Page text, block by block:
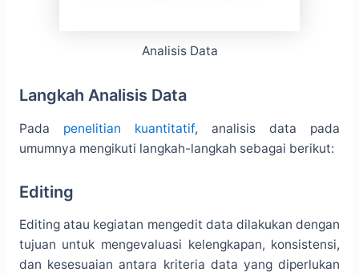
Analisis Data
Langkah Analisis Data
Pada penelitian kuantitatif, analisis data pada
umumnya mengikuti langkah-langkah sebagai berikut:
Editing
Editing atau kegiatan mengedit data dilakukan dengan
tujuan untuk mengevaluasi kelengkapan, konsistensi,
dan kesesuaian antara kriteria data yang diperlukan